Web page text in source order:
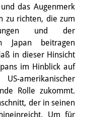
and
das Augenmerk
zu richten, die zum
und der
Japan beitragen
in dieser Hinsicht
im Hinblick auf
Rolle zukommt.
der in seinen
Um für